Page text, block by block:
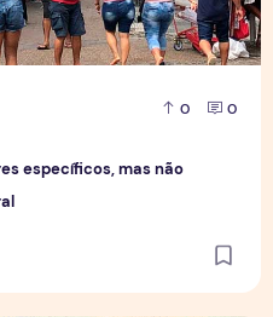
0 0
específicos, mas não